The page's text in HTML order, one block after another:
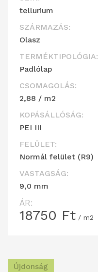
tellurium
SZÁRMAZÁS:
Olasz
TERMÉKTIPOLÓGIA:
Padlólap
CSOMAGOLÁS:
2,88 / m2
KOPÁSÁLLÓSÁG:
PEI III
FELÜLET:
Normál felület (R9)
VASTAGSÁG:
9,0 mm
ÁR:
18750 Ft / m2
Újdonság